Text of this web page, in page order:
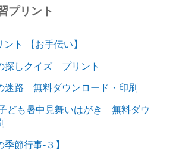
プリント
ト 【お手伝い】
探しクイズ プリント
迷路 無料ダウンロード・印刷
ども暑中見舞いはがき 無料ダウ
節行事-３】